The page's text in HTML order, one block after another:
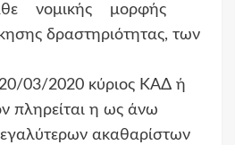
νομικής μορφής
δραστηριότητας, των
03/2020 κύριος ΚΑΔ ή
πληρείται η ως άνω
ακαθαρίστων